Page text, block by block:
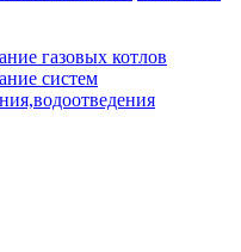
газовых котлов
систем